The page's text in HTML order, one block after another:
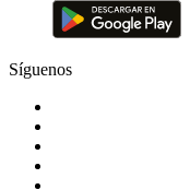
Síguenos